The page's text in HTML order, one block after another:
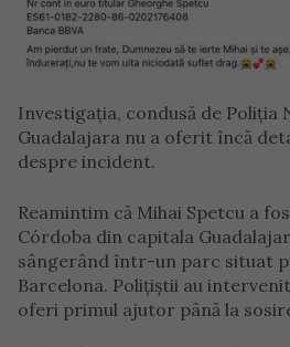
Investigația, condusă de Poliția
Guadalajara nu a oferit încă
despre incident.
Reamintim că Mihai Spetcu a
Córdoba din capitala
sângerând într-un parc situat
Barcelona. Polițiștii au
oferi primul ajutor până la